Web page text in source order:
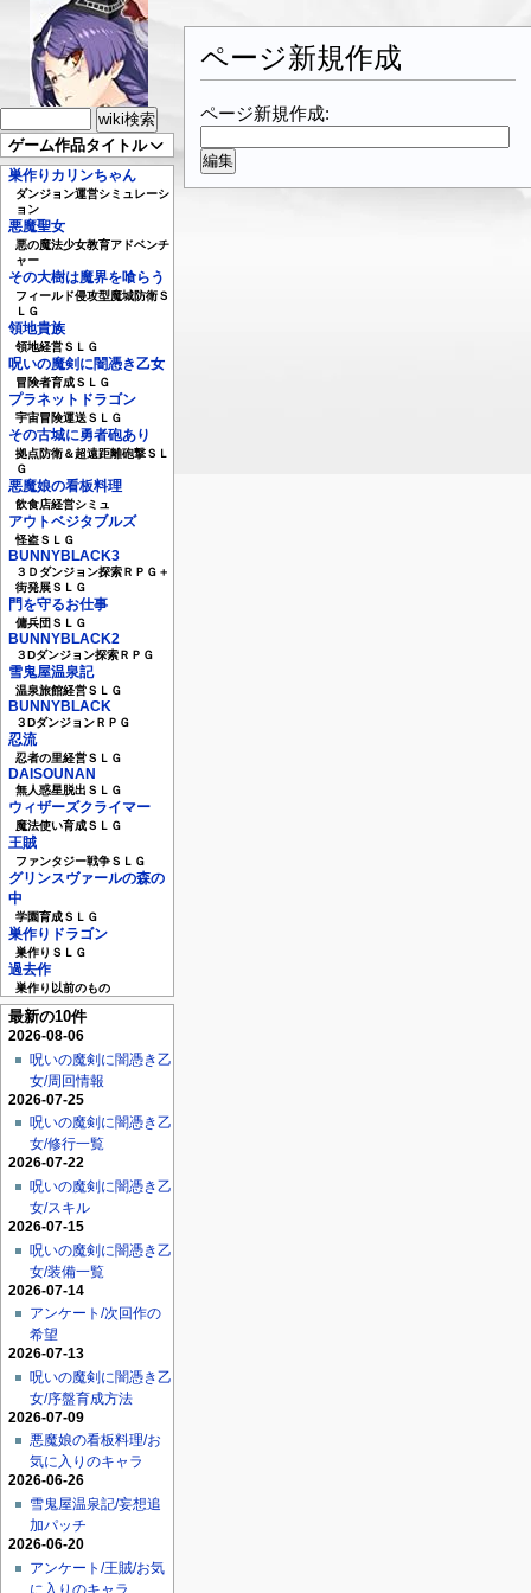
ゲーム作品タイトル
巣作りカリンちゃん
ダンジョン運営シミュレーシ
ョン
悪魔聖女
悪の魔法少女教育アドベンチ
ャー
その大樹は魔界を喰らう
フィールド侵攻型魔城防衛Ｓ
ＬＧ
領地貴族
領地経営ＳＬＧ
呪いの魔剣に闇憑き乙女
冒険者育成ＳＬＧ
プラネットドラゴン
宇宙冒険運送ＳＬＧ
その古城に勇者砲あり
拠点防衛＆超遠距離砲撃ＳＬ
Ｇ
悪魔娘の看板料理
飲食店経営シミュ
アウトベジタブルズ
怪盗ＳＬＧ
BUNNYBLACK3
３Ｄダンジョン探索ＲＰＧ＋
街発展ＳＬＧ
門を守るお仕事
傭兵団ＳＬＧ
BUNNYBLACK2
３Dダンジョン探索ＲＰＧ
雪鬼屋温泉記
温泉旅館経営ＳＬＧ
BUNNYBLACK
３DダンジョンＲＰＧ
忍流
忍者の里経営ＳＬＧ
DAISOUNAN
無人惑星脱出ＳＬＧ
ウィザーズクライマー
魔法使い育成ＳＬＧ
王賊
ファンタジー戦争ＳＬＧ
グリンスヴァールの森の
中
学園育成ＳＬＧ
巣作りドラゴン
巣作りＳＬＧ
過去作
巣作り以前のもの
最新の10件
2026-08-06
呪いの魔剣に闇憑き乙
女/周回情報
2026-07-25
呪いの魔剣に闇憑き乙
女/修行一覧
2026-07-22
呪いの魔剣に闇憑き乙
女/スキル
2026-07-15
呪いの魔剣に闇憑き乙
女/装備一覧
2026-07-14
アンケート/次回作の
希望
2026-07-13
呪いの魔剣に闇憑き乙
女/序盤育成方法
2026-07-09
悪魔娘の看板料理/お
気に入りのキャラ
2026-06-26
雪鬼屋温泉記/妄想追
加パッチ
2026-06-20
アンケート/王賊/お気
に入りのキャラ
ページ新規作成
ページ新規作成: